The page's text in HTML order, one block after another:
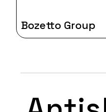
Bozetto Group